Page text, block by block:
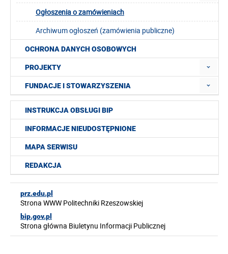
Ogłoszenia o zamówieniach
Archiwum ogłoszeń (zamówienia publiczne)
OCHRONA DANYCH OSOBOWYCH
PROJEKTY
FUNDACJE I STOWARZYSZENIA
INSTRUKCJA OBSŁUGI BIP
INFORMACJE NIEUDOSTĘPNIONE
MAPA SERWISU
REDAKCJA
prz.edu.pl
Strona WWW Politechniki Rzeszowskiej
bip.gov.pl
Strona główna Biuletynu Informacji Publicznej